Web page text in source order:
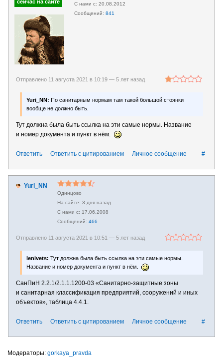
20.08.2012
841
Отправлено 11 августа 2021 в 10:19 — 5 лет назад
Yuri_NN: По санитарным нормам там такой большой стоянки
вообще не должно быть.
Тут должна была быть ссылка на эти самые нормы. Название
и номер документа и пункт в нём.
#
Ответить Ответить с цитированием Личное сообщение
Yuri_NN
Одинцово
3 дня назад
17.06.2008
466
Отправлено 11 августа 2021 в 10:51 — 5 лет назад
lenivets: Тут должна была быть ссылка на эти самые нормы.
Название и номер документа и пункт в нём.
СанПиН 2.2.1/2.1.1.1200-03 «Санитарно-защитные зоны
и санитарная классификация предприятий, сооружений и иных
объектов», таблица 4.4.1.
#
Ответить Ответить с цитированием Личное сообщение
gorkaya_pravda